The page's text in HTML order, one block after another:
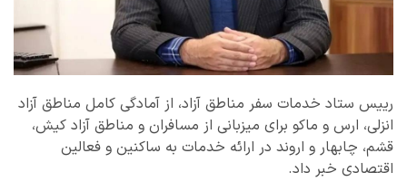
رییس ستاد خدمات سفر مناطق آزاد، از آمادگی کامل مناطق آزاد
انزلی، ارس و ماکو برای میزبانی از مسافران و مناطق آزاد کیش،
قشم، چابهار و اروند در ارائه خدمات به ساکنین و فعالین
اقتصادی خبر داد.